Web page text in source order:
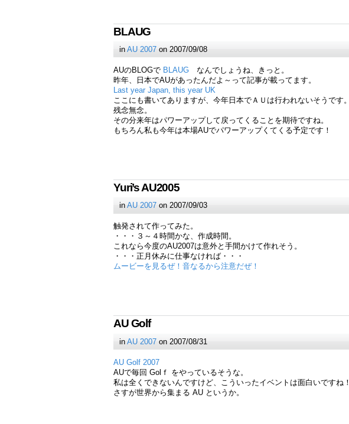
BLAUG
inAU 2007 on 2007/09/08
AUのBLOGで BLAUG なんでしょうね、きっと。
昨年、日本でAUがあったんだよ～って記事が載ってます。
Last year Japan, this year UK
ここにも書いてありますが、今年日本でＡＵは行われないそうです。
残念無念。
その分来年はパワーアップして戻ってくることを期待ですね。
もちろん私も今年は本場AUでパワーアップくてくる予定です！
Yuri’s AU2005
inAU 2007 on 2007/09/03
触発されて作ってみた。
・・・３～４時間かな、作成時間。
これなら今度のAU2007は意外と手間かけて作れそう。
・・・正月休みに仕事なければ・・・
ムービーを見るぜ！音なるから注意だぜ！
AU Golf
inAU 2007 on 2007/08/31
AU Golf 2007
AUで毎回 Golｆ をやっているそうな。
私は全くできないんですけど、こういったイベントは面白いですね！
さすが世界から集まる AU というか。